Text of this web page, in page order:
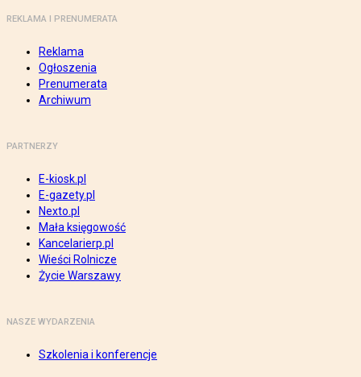
REKLAMA I PRENUMERATA
Reklama
Ogłoszenia
Prenumerata
Archiwum
PARTNERZY
E-kiosk.pl
E-gazety.pl
Nexto.pl
Mała księgowość
Kancelarierp.pl
Wieści Rolnicze
Życie Warszawy
NASZE WYDARZENIA
Szkolenia i konferencje